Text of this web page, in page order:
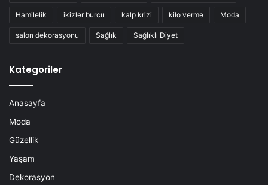
Hamilelik ikizler burcu kalp krizi kilo verme Moda
salon dekorasyonu Sağlık Sağlıklı Diyet
Kategoriler
Anasayfa
Moda
Güzellik
Yaşam
Dekorasyon